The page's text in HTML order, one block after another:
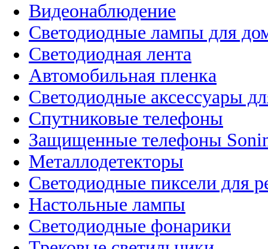
Видеонаблюдение
Светодиодные лампы для
Светодиодная лента
Автомобильная пленка
Светодиодные аксессуары
Спутниковые телефоны
Защищенные телефоны
Металлодетекторы
Светодиодные пиксели для
Настольные лампы
Светодиодные фонарики